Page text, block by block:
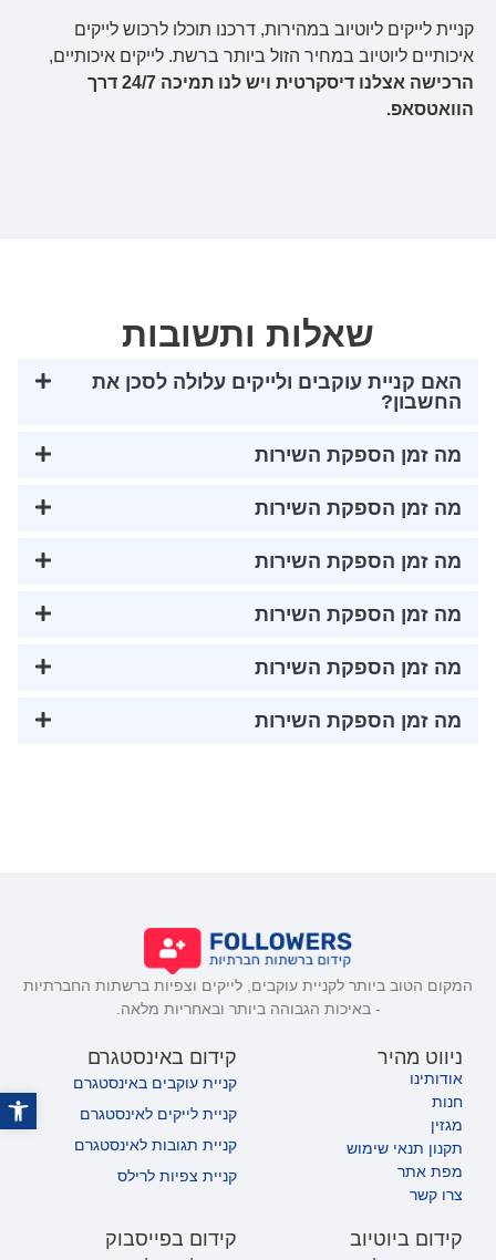
קניית לייקים ליוטיוב במהירות, דרכנו תוכלו לרכוש לייקים
איכותיים ליוטיוב במחיר הזול ביותר ברשת. לייקים איכותיים,
הרכישה אצלנו דיסקרטית ויש לנו תמיכה 24/7 דרך
הוואטסאפ.
שאלות ותשובות
האם קניית עוקבים ולייקים עלולה לסכן את
החשבון?
מה זמן הספקת השירות
מה זמן הספקת השירות
מה זמן הספקת השירות
מה זמן הספקת השירות
מה זמן הספקת השירות
מה זמן הספקת השירות
המקום הטוב ביותר לקניית עוקבים, לייקים וצפיות ברשתות החברתיות
- באיכות הגבוהה ביותר ובאחריות מלאה.
ניווט מהיר
אודותינו
חנות
מגזין
תקנון תנאי שימוש
מפת אתר
צרו קשר
קידום באינסטגרם
קניית עוקבים באינסטגרם
קניית לייקים לאינסטגרם
קניית תגובות לאינסטגרם
קניית צפיות לרילס
קידום ביוטיוב קידום בפייסבוק